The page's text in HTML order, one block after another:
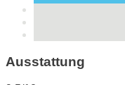
Ausstattung